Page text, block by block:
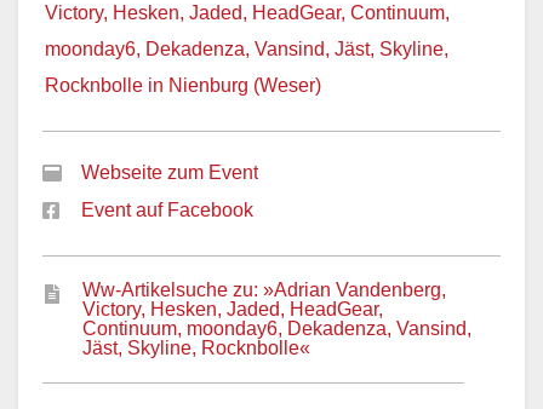
Victory, Hesken, Jaded, HeadGear, Continuum,
moonday6, Dekadenza, Vansind, Jäst, Skyline,
Rocknbolle in Nienburg (Weser)
Webseite zum Event
Event auf Facebook
Ww-Artikelsuche zu: »Adrian Vandenberg,
Victory, Hesken, Jaded, HeadGear,
Continuum, moonday6, Dekadenza, Vansind,
Jäst, Skyline, Rocknbolle«